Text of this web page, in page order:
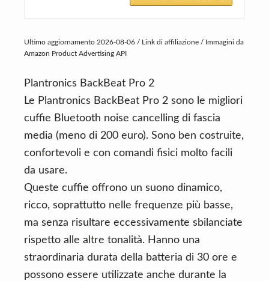
Ultimo aggiornamento 2026-08-06 / Link di affiliazione / Immagini da
Amazon Product Advertising API
Plantronics BackBeat Pro 2
Le Plantronics BackBeat Pro 2 sono le migliori
cuffie Bluetooth noise cancelling di fascia
media (meno di 200 euro). Sono ben costruite,
confortevoli e con comandi fisici molto facili
da usare.
Queste cuffie offrono un suono dinamico,
ricco, soprattutto nelle frequenze più basse,
ma senza risultare eccessivamente sbilanciate
rispetto alle altre tonalità. Hanno una
straordinaria durata della batteria di 30 ore e
possono essere utilizzate anche durante la